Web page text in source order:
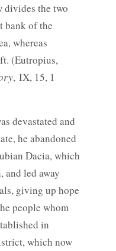
divides the two
bank of the
whereas
(Eutropius,
, IX, 15, 1
devastated and
he abandoned
Dacia, which
and led away
giving up hope
people whom
in
which now